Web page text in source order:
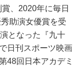
、2020年に毎日
助演女優賞を受
となった『九十
日刊スポーツ映画
48回日本アカデミ